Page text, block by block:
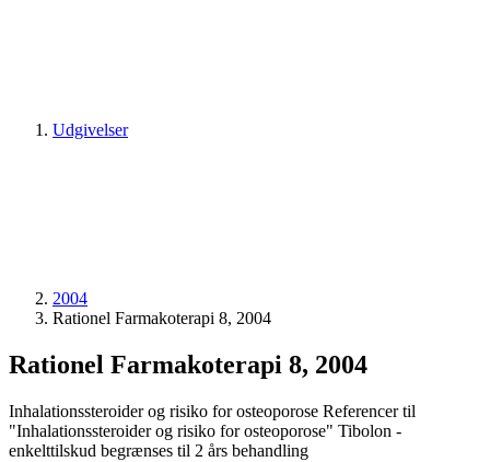
Udgivelser
2004
Rationel Farmakoterapi 8, 2004
Rationel Farmakoterapi 8, 2004
Inhalationssteroider og risiko for osteoporose Referencer til
"Inhalationssteroider og risiko for osteoporose" Tibolon -
enkelttilskud begrænses til 2 års behandling